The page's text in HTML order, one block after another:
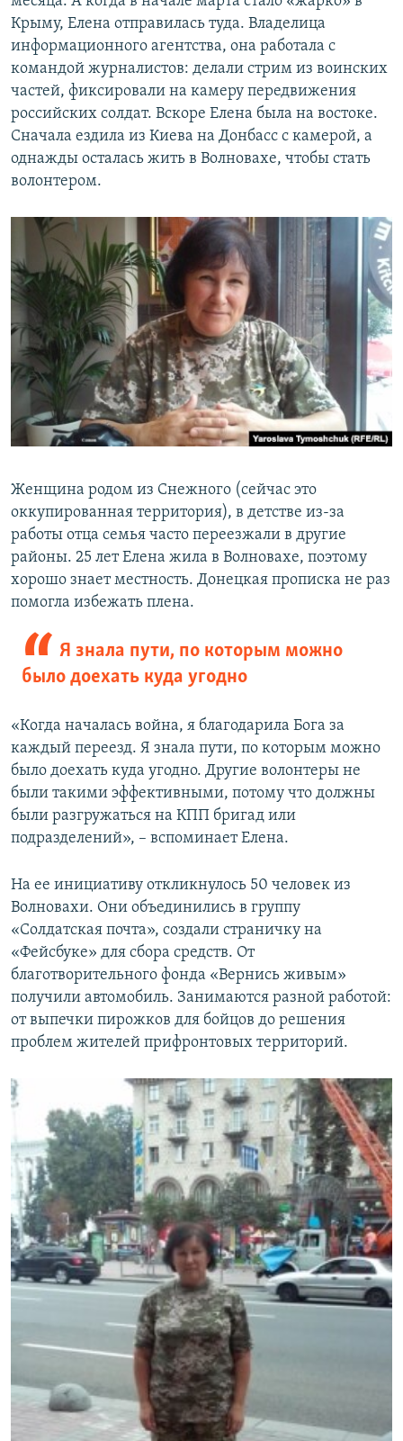
Крыму, Елена отправилась туда. Владелица
информационного агентства, она работала с
командой журналистов: делали стрим из воинских
частей, фиксировали на камеру передвижения
российских солдат. Вскоре Елена была на востоке.
Сначала ездила из Киева на Донбасс с камерой, а
однажды осталась жить в Волновахе, чтобы стать
волонтером.
Женщина родом из Снежного (сейчас это
оккупированная территория), в детстве из-за
работы отца семья часто переезжали в другие
районы. 25 лет Елена жила в Волновахе, поэтому
хорошо знает местность. Донецкая прописка не раз
помогла избежать плена.
Я знала пути, по которым можно
было доехать куда угодно
«Когда началась война, я благодарила Бога за
каждый переезд. Я знала пути, по которым можно
было доехать куда угодно. Другие волонтеры не
были такими эффективными, потому что должны
были разгружаться на КПП бригад или
подразделений», – вспоминает Елена.
На ее инициативу откликнулось 50 человек из
Волновахи. Они объединились в группу
«Солдатская почта», создали страничку на
«Фейсбуке» для сбора средств. От
благотворительного фонда «Вернись живым»
получили автомобиль. Занимаются разной работой:
от выпечки пирожков для бойцов до решения
проблем жителей прифронтовых территорий.